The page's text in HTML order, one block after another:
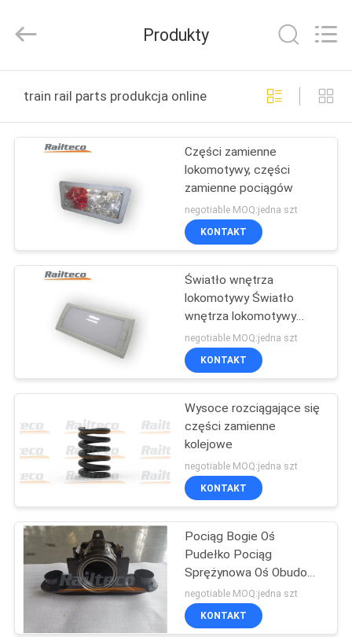
PRODUKTY
WYCIECZKA
FABRYCE
KONTROLA
JAKOŚCI
SKONTAKTUJ
SIĘ
NAMI
AKTUALNOŚCI
PRZYPADKI
Equipment
Rights
Produkty
train rail parts produkcja online
Części zamienne
lokomotywy, części
zamienne pociągów
negotiable MOQ:jedna szt
KONTAKT
Światło wnętrza
lokomotywy Światło
wnętrza lokomotywy
Światło wnętrza
lokomotywy
negotiable MOQ:jedna szt
KONTAKT
Wysoce rozciągające się
części zamienne
kolejowe
negotiable MOQ:jedna szt
KONTAKT
Pociąg Bogie Oś
Pudełko Pociąg
Sprężynowa Oś Obudowa
BA182 Części zamienne
kolei
negotiable MOQ:jedna szt
KONTAKT